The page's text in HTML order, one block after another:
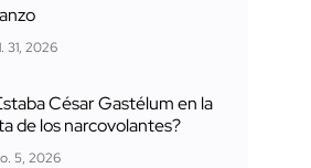
31, 2026
César Gastélum en la
de los narcovolantes?
5, 2026